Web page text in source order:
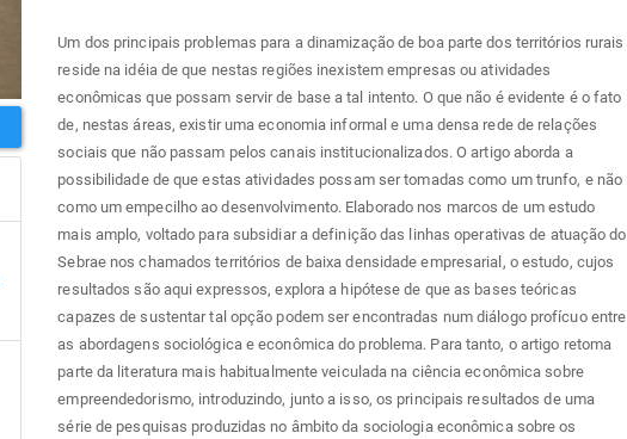
Um dos principais problemas para a dinamização de boa parte dos territórios rurais
reside na idéia de que nestas regiões inexistem empresas ou atividades
econômicas que possam servir de base a tal intento. O que não é evidente é o fato
de, nestas áreas, existir uma economia informal e uma densa rede de relações
sociais que não passam pelos canais institucionalizados. O artigo aborda a
possibilidade de que estas atividades possam ser tomadas como um trunfo, e não
como um empecilho ao desenvolvimento. Elaborado nos marcos de um estudo
mais amplo, voltado para subsidiar a definição das linhas operativas de atuação do
Sebrae nos chamados territórios de baixa densidade empresarial, o estudo, cujos
resultados são aqui expressos, explora a hipótese de que as bases teóricas
capazes de sustentar tal opção podem ser encontradas num diálogo profícuo entre
as abordagens sociológica e econômica do problema. Para tanto, o artigo retoma
parte da literatura mais habitualmente veiculada na ciência econômica sobre
empreendedorismo, introduzindo, junto a isso, os principais resultados de uma
série de pesquisas produzidas no âmbito da sociologia econômica sobre os